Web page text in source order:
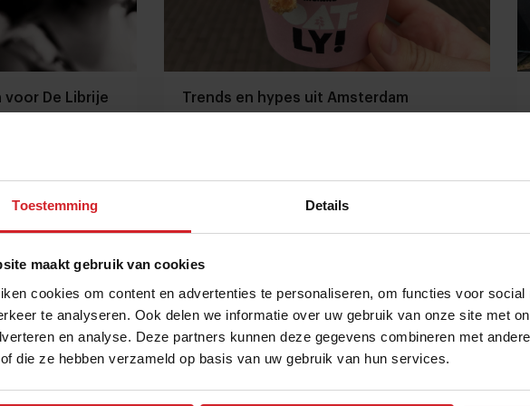
Toestemming Details
maakt gebruik van cookies
cookies om content en advertenties te personaliseren, om functies voor social
te analyseren. Ook delen we informatie over uw gebruik van onze site met
en analyse. Deze partners kunnen deze gegevens combineren met
die ze hebben verzameld op basis van uw gebruik van hun services.
voor De Librije
gaat
6 juli 2023| 3 min
Trends en hypes uit Amsterdam